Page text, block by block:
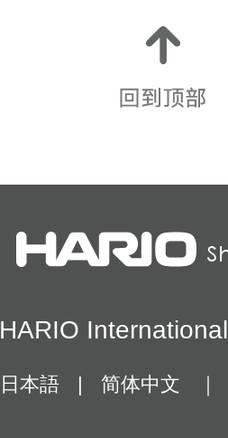
HARIO
日本語 | 简体中文 ｜